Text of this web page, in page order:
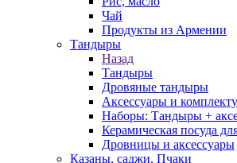
Чай
Продукты из Армении
Тандыры
Назад
Тандыры
Дровяные тандыры
Аксессуары и
Наборы: Тандыры +
Керамическая посуда
Дровницы и аксессуары
Казаны, саджи, Пчаки